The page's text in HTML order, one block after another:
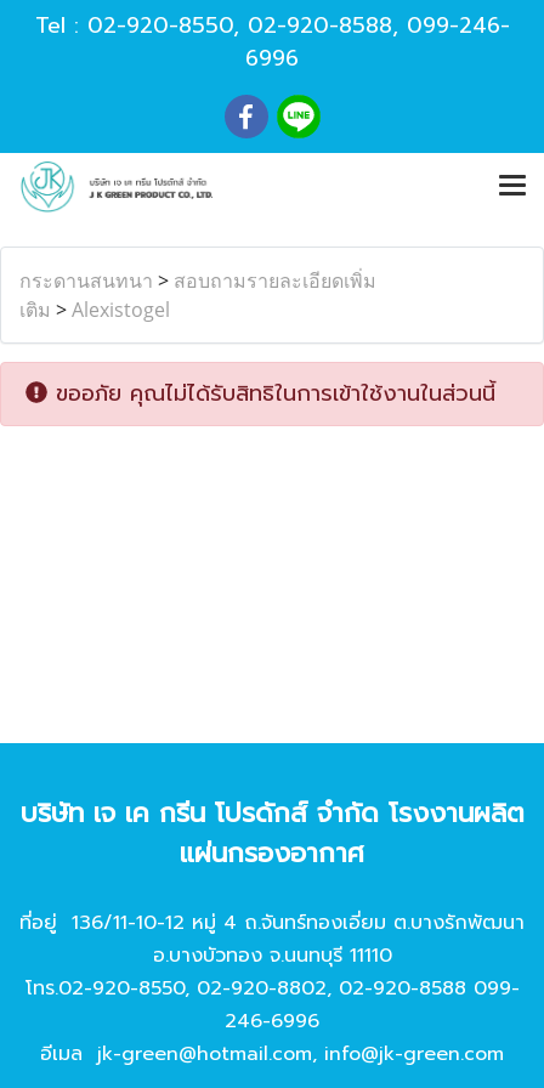
Tel : 02-920-8550, 02-920-8588, 099-246-
6996
กระดานสนทนา > สอบถามรายละเอียดเพิ่ม
เติม >Alexistogel
ขออภัย คุณไม่ได้รับสิทธิในการเข้าใช้งานในส่วนนี้
บริษัท เจ เค กรีน โปรดักส์ จํากัด โรงงานผลิต
แผ่นกรองอากาศ
ที่อยู่ 136/11-10-12 หมู่ 4 ถ.จันทร์ทองเอี่ยม ต.บางรักพัฒนา
อ.บางบัวทอง จ.นนทบุรี 11110
โทร.02-920-8550, 02-920-8802, 02-920-8588 099-
246-6996
อีเมล jk-green@hotmail.com, info@jk-green.com